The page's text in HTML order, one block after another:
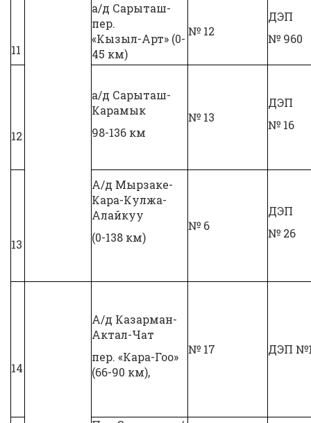
11
а/д Сарыташ-
пер.
«Кызыл-Арт» (0-
45 км)
№ 12
ДЭП
№ 960
12
а/д Сарыташ-
Карамык
98-136 км
№ 13
ДЭП
№ 16
13
А/д Мырзаке-
Кара-Кулжа-
Алайкуу
(0-138 км)
№ 6
ДЭП
№ 26
14
А/д Казарман-
Актал-Чат
пер. «Кара-Гоо»
(66-90 км),
№ 17 ДЭП